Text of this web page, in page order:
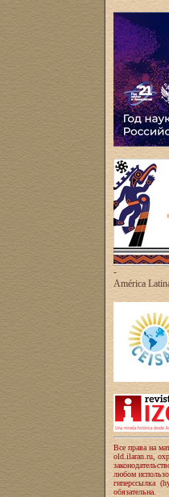
-
América
Все права на
old.ilaran.ru,
любом
гиперссылка
обязательна.